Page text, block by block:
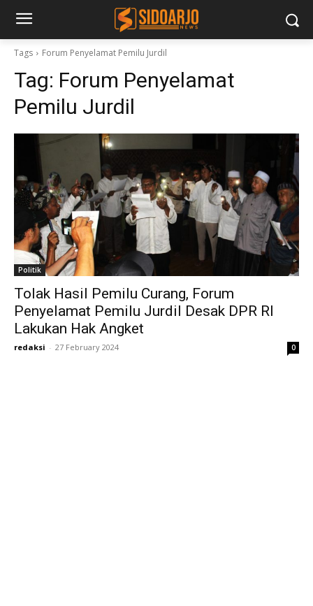
Tags Forum Penyelamat Pemilu Jurdil
Tag: Forum Penyelamat
Pemilu Jurdil
Politik
Tolak Hasil Pemilu Curang, Forum
Penyelamat Pemilu Jurdil Desak DPR RI
Lakukan Hak Angket
redaksi - 27 February 2024 0